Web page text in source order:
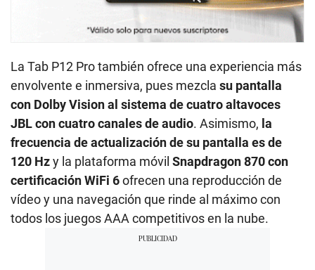
La Tab P12 Pro también ofrece una experiencia más
envolvente e inmersiva, pues mezcla su pantalla
con Dolby Vision al sistema de cuatro altavoces
JBL con cuatro canales de audio. Asimismo, la
frecuencia de actualización de su pantalla es de
120 Hzy la plataforma móvil Snapdragon 870 con
certificación WiFi 6ofrecen una reproducción de
vídeo y una navegación que rinde al máximo con
todos los juegos AAA competitivos en la nube.